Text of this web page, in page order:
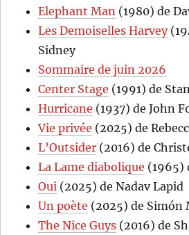
Elephant Man (1980) de
Les Demoiselles Harvey
Sidney
Sommaire de juin 2026
Center Stage (1991) de
Hurricane (1937) de John
Vie privée (2025) de
L’Outsider (2016) de
La Lame diabolique (1965)
Oui (2025) de Nadav Lapid
Un poète (2025) de Simón
The Nice Guys (2016) de